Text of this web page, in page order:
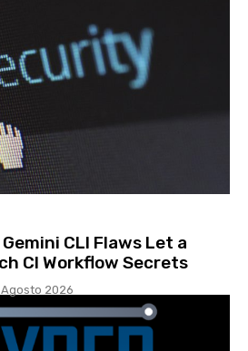
CLI Flaws Let a
CI Workflow Secrets
Agosto 2026